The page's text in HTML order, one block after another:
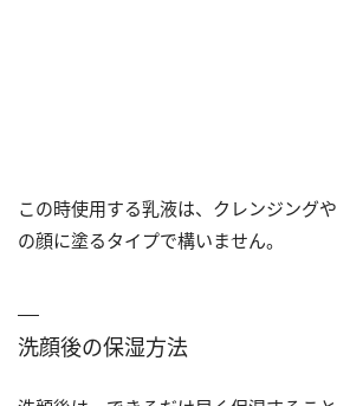
この時使用する乳液は、クレンジング
の顔に塗るタイプで構いません。
洗顔後の保湿方法